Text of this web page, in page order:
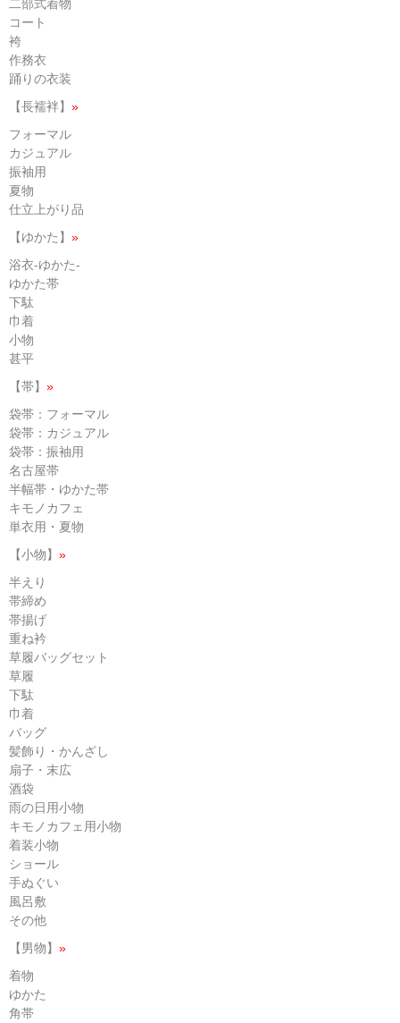
二部式着物
コート
袴
作務衣
踊りの衣装
【長襦袢】 »
フォーマル
カジュアル
振袖用
夏物
仕立上がり品
【ゆかた】 »
浴衣-ゆかた-
ゆかた帯
下駄
巾着
小物
甚平
【帯】 »
袋帯：フォーマル
袋帯：カジュアル
袋帯：振袖用
名古屋帯
半幅帯・ゆかた帯
キモノカフェ
単衣用・夏物
【小物】 »
半えり
帯締め
帯揚げ
重ね衿
草履バッグセット
草履
下駄
巾着
バッグ
髪飾り・かんざし
扇子・末広
酒袋
雨の日用小物
キモノカフェ用小物
着装小物
ショール
手ぬぐい
風呂敷
その他
【男物】 »
着物
ゆかた
角帯